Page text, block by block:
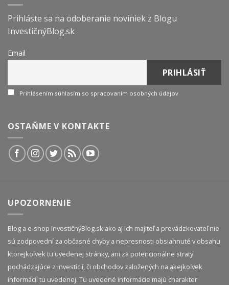
Prihláste sa na odoberanie noviniek z Blogu
InvestičnýBlog.sk
Email
Prihlásením súhlasím so spracovaním osobných údajov
OSTAŇME V KONTAKTE
UPOZORNENIE
Blog a e-shop InvestičnýBlog.sk ako aj ich majiteľ a prevádzkovateľ nie
sú zodpovední za občasné chyby a nepresnosti obsiahnuté v obsahu
ktorejkoľvek tu uvedenej stránky, ani za potencionálne straty
pochádzajúce z investícií, či obchodov založených na akejkoľvek
informácii tu uvedenej. Tu uvedené informácie majú charakter